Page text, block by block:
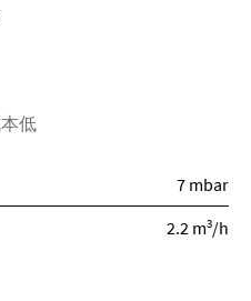
低
7 mbar
2.2 m3/h